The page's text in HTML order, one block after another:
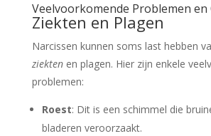
Veelvoorkomende Problemen
Ziekten en Plagen
Narcissen kunnen soms last hebben
ziektenen plagen. Hier zijn enkele
problemen:
Roest: Dit is een schimmel die
bladeren veroorzaakt.